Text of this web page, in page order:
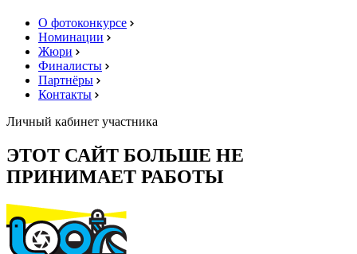
О фотоконкурсе
Номинации
Жюри
Финалисты
Партнёры
Контакты
Личный кабинет участника
ЭТОТ САЙТ БОЛЬШЕ НЕ
ПРИНИМАЕТ РАБОТЫ